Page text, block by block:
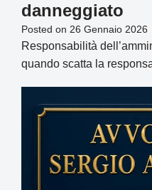
danneggiato
Posted on 26 Gennaio 2026
Responsabilità
quando scatta la